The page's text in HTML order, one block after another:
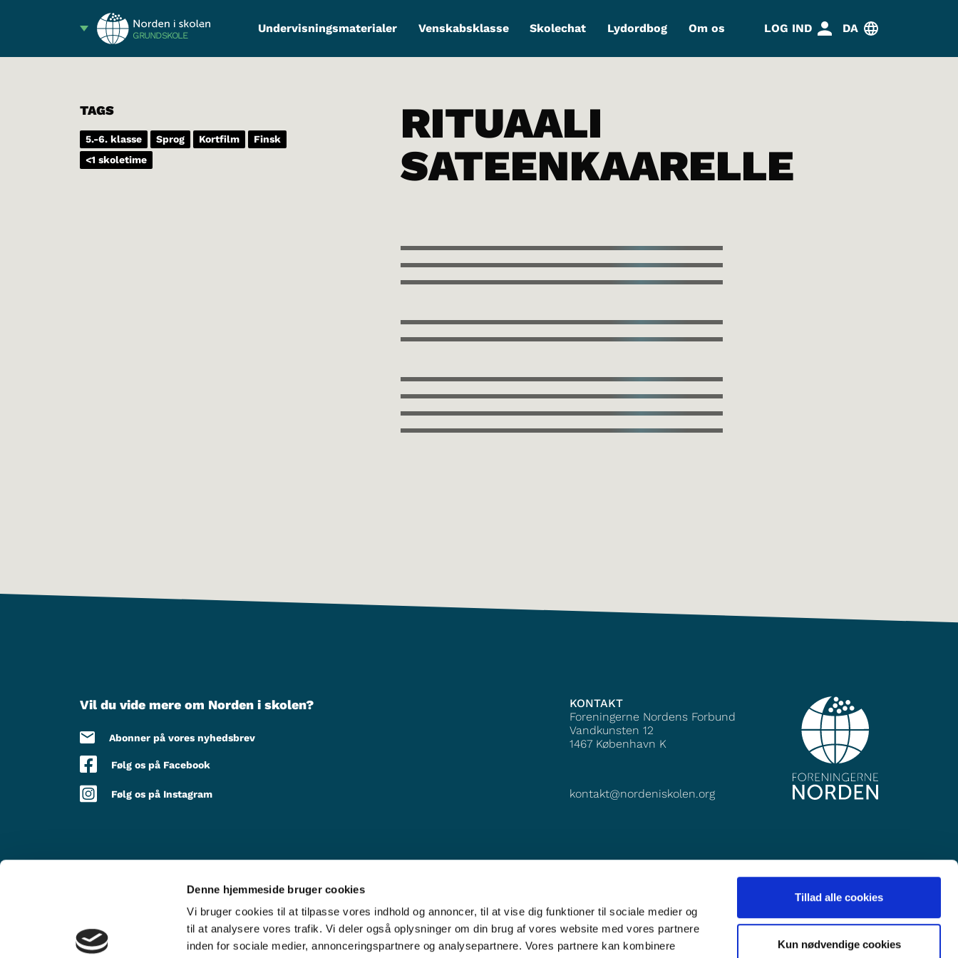
Denne hjemmeside bruger cookies
Vi bruger cookies til at tilpasse vores indhold og annoncer, til at vise dig funktioner til sociale medier og
til at analysere vores trafik. Vi deler også oplysninger om din brug af vores website med vores partnere
inden for sociale medier, annonceringspartnere og analysepartnere. Vores partnere kan kombinere
Tillad alle cookies
Kun nødvendige cookies
GRUNDSKOLE
Undervisningsmaterialer Venskabsklasse Skolechat Lydordbog Om os LOG IND DA
TAGS
5.-6. klasse Sprog Kortfilm
Finsk
<1 skoletime
RITUAALI
SATEENKAARELLE
Vil du vide mere om Norden i skolen?
Abonner på vores nyhedsbrev
Følg os på Facebook
Følg os på Instagram
KONTAKT
Foreningerne Nordens Forbund
Vandkunsten 12
1467 København K
kontakt@nordeniskolen.org